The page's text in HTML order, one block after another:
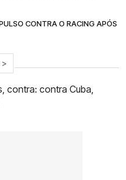
CONTRA O RACING APÓS
>
contra: contra Cuba,